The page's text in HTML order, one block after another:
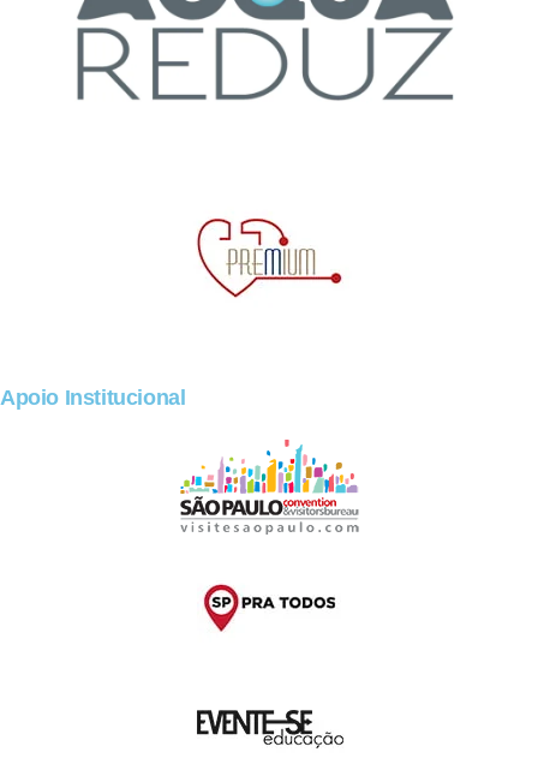
Apoio Institucional